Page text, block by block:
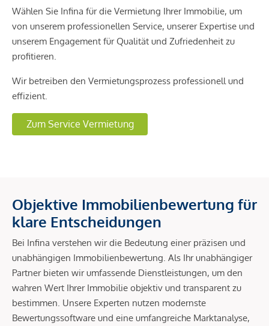
Wählen Sie Infina für die Vermietung Ihrer Immobilie, um
von unserem professionellen Service, unserer Expertise und
unserem Engagement für Qualität und Zufriedenheit zu
profitieren.
Wir betreiben den Vermietungsprozess professionell und
effizient.
Zum Service Vermietung
Objektive Immobilienbewertung für
klare Entscheidungen
Bei Infina verstehen wir die Bedeutung einer präzisen und
unabhängigen Immobilienbewertung. Als Ihr unabhängiger
Partner bieten wir umfassende Dienstleistungen, um den
wahren Wert Ihrer Immobilie objektiv und transparent zu
bestimmen. Unsere Experten nutzen modernste
Bewertungssoftware und eine umfangreiche Marktanalyse,